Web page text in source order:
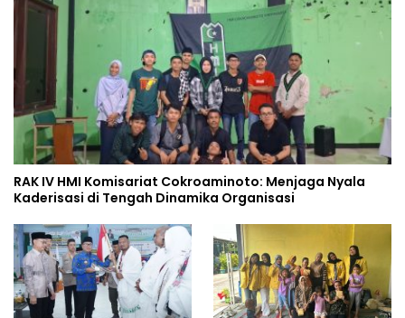
RAK IV HMI Komisariat Cokroaminoto: Menjaga Nyala
Kaderisasi di Tengah Dinamika Organisasi